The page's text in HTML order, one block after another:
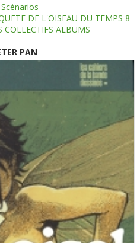
DE L'OISEAU DU TEMPS 8
COLLECTIFS ALBUMS
PAN